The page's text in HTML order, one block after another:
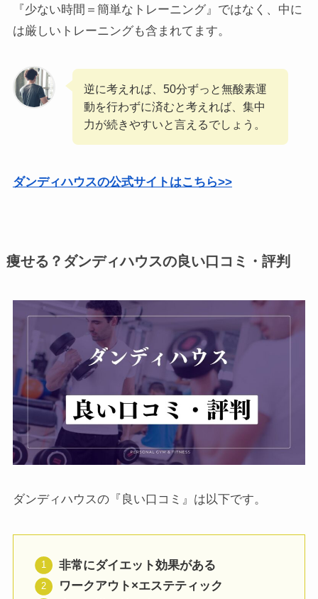
『少ない時間＝簡単なトレーニング』ではなく、中に
は厳しいトレーニングも含まれてます。
逆に考えれば、50分ずっと無酸素運
動を行わずに済むと考えれば、集中
力が続きやすいと言えるでしょう。
ダンディハウスの公式サイトはこちら>>
痩せる？ダンディハウスの良い口コミ・評判
ダンディハウスの『良い口コミ』は以下です。
非常にダイエット効果がある
ワークアウト×エステティック